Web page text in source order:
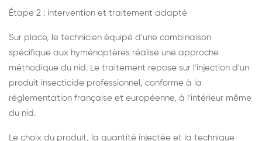
Étape 2 : intervention et traitement adapté
Sur place, le technicien équipé d'une combinaison
spécifique aux hyménoptères réalise une approche
méthodique du nid. Le traitement repose sur l'injection d'un
produit insecticide professionnel, conforme à la
réglementation française et européenne, à l'intérieur même
du nid.
Le choix du produit, la quantité injectée et la technique